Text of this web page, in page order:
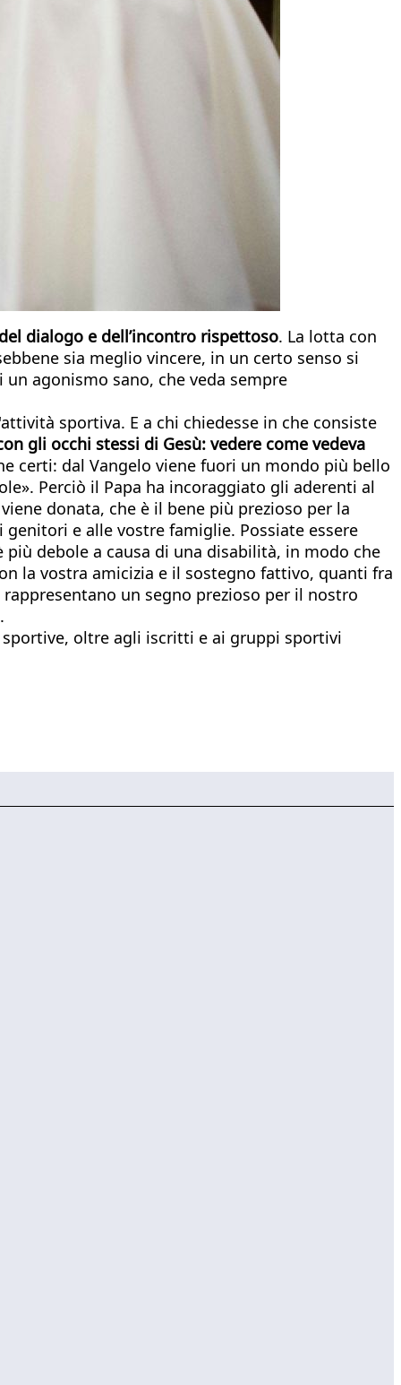
dialogo e dell’incontro rispettoso. La lotta con
sia meglio vincere, in un certo senso si
agonismo sano, che veda sempre
sportiva. E a chi chiedesse in che consiste
gli occhi stessi di Gesù: vedere come vedeva
certi: dal Vangelo viene fuori un mondo più bello
Perciò il Papa ha incoraggiato gli aderenti al
donata, che è il bene più prezioso per la
e alle vostre famiglie. Possiate essere
debole a causa di una disabilità, in modo che
la vostra amicizia e il sostegno fattivo, quanti fra
un segno prezioso per il nostro
oltre agli iscritti e ai gruppi sportivi